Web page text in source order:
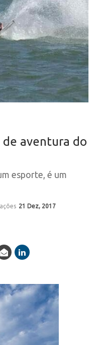
aventura do
esporte, é um
21 Dez, 2017